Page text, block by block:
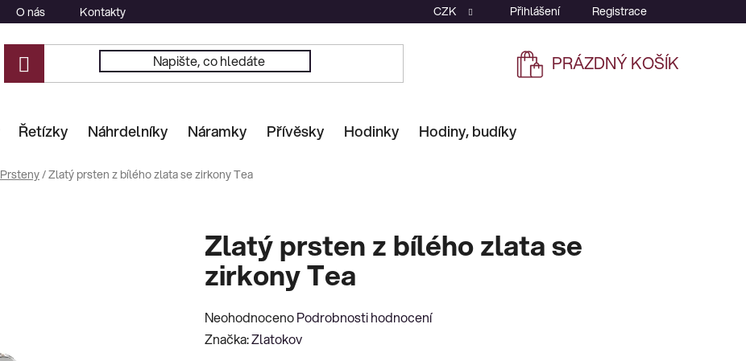
O nás Kontakty CZK Přihlášení Registrace
NÁKUPNÍ
PRÁZDNÝ KOŠÍK
Řetízky Náhrdelníky Náramky Přívěsky Hodinky Hodiny, budíky
Prsteny/Zlatý prsten z bílého zlata se zirkony Tea
Zlatý prsten z bílého zlata se
zirkony Tea
Průměrné
hodnocení
NeohodnocenoPodrobnosti hodnocení
Značka:Zlatokov